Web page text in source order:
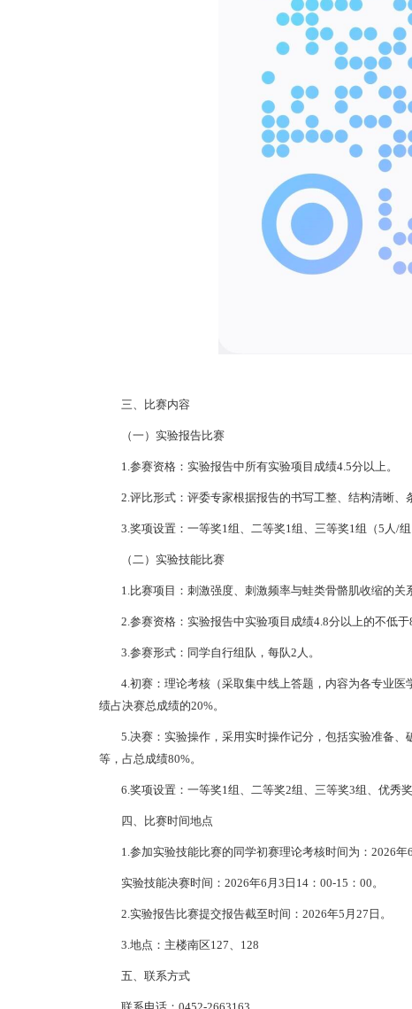
三、比赛内容
（一）实验报告比赛
1.参赛资格：实验报告中所有实验项目成绩4.5分以上。
2.评比形式：评委专家根据报告的书写工整、结构清晰
3.奖项设置：一等奖1组、二等奖1组、三等奖1组（5人/组
（二）实验技能比赛
1.比赛项目：刺激强度、刺激频率与蛙类骨骼肌收缩的关
2.参赛资格：实验报告中实验项目成绩4.8分以上的不低于
3.参赛形式：同学自行组队，每队2人。
4.初赛：理论考核（采取集中线上答题，内容为各专业
绩占决赛总成绩的20%。
5.决赛：实验操作，采用实时操作记分，包括实验准备
等，占总成绩80%。
6.奖项设置：一等奖1组、二等奖2组、三等奖3组、优秀奖
四、比赛时间地点
1.参加实验技能比赛的同学初赛理论考核时间为：2026年
实验技能决赛时间：2026年6月3日14：00-15：00。
2.实验报告比赛提交报告截至时间：2026年5月27日。
3.地点：主楼南区127、128
五、联系方式